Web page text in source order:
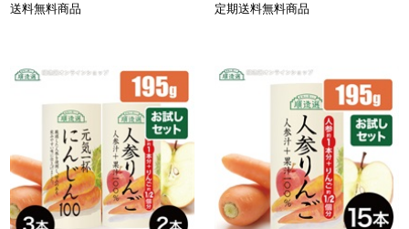
送料無料商品
定期送料無料商品